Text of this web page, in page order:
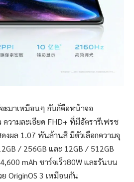
มาเหมือนๆ กันก็คือหน้าจอ
วามละเอียด FHD+ ที่มีอัตรารีเฟรช
งผล 1.07 พันล้านสี มีตัวเลือกความจุ
/ 256GB และ 12GB / 512GB
mAh ชาร์จเร็ว80W และรันบน
OriginOS 3 เหมือนกัน